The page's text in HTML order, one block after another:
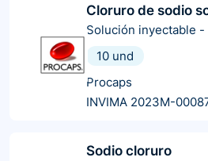
Cloruro de sodio
Solución inyectable -
10 und
Procaps
INVIMA 2023M-
Sodio cloruro